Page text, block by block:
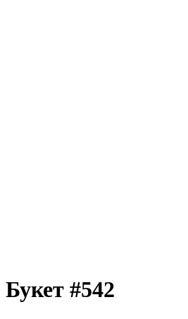
Букет #542